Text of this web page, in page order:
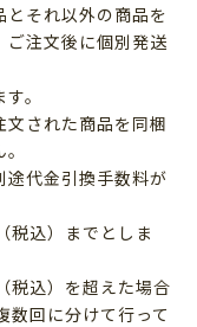
それ以外の商品を
注文後に個別発送
。
された商品を同梱
途代金引換手数料が
税込）までとしま
税込）を超えた場合
数回に分けて行って